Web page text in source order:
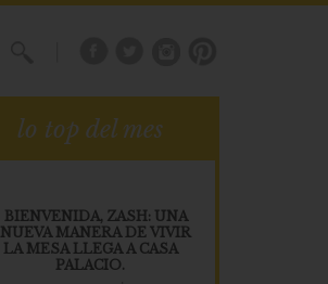
lo top del mes
BIENVENIDA, ZASH: UNA
NUEVA MANERA DE VIVIR
LA MESA LLEGA A CASA
PALACIO.